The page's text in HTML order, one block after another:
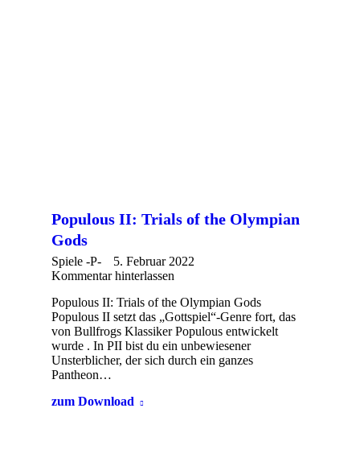
Populous II: Trials of the Olympian
Gods
Spiele -P-
5. Februar 2022
Kommentar hinterlassen
Populous II: Trials of the Olympian Gods
Populous II setzt das „Gottspiel“-Genre fort, das
von Bullfrogs Klassiker Populous entwickelt
wurde . In PII bist du ein unbewiesener
Unsterblicher, der sich durch ein ganzes
Pantheon…
zum Download